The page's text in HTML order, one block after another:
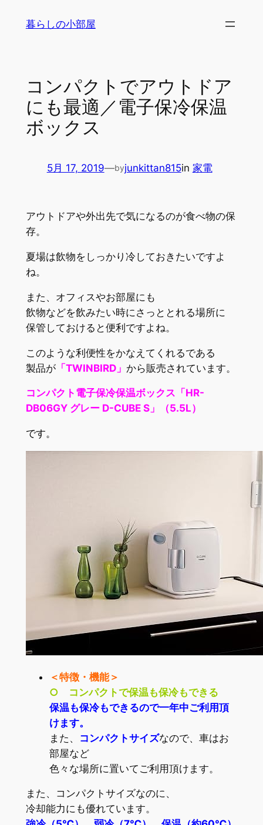
暮らしの小部屋
コンパクトでアウトドア
にも最適／電子保冷保温
ボックス
5月 17, 2019—byjunkittan815in 家電
アウトドアや外出先で気になるのが食べ物の保
存。
夏場は飲物をしっかり冷しておきたいですよ
ね。
また、オフィスやお部屋にも
飲物などを飲みたい時にさっととれる場所に
保管しておけると便利ですよね。
このような利便性をかなえてくれるである
製品が「TWINBIRD」 から販売されています。
コンパクト電子保冷保温ボックス「HR-
DB06GY グレー D-CUBE S」（5.5L）
です。
＜特徴・機能＞
○ コンパクトで保温も保冷もできる
保温も保冷もできるので一年中ご利用頂
けます。
また、
コンパクトサイズなので、車はお
部屋など
色々な場所に置いてご利用頂けます。
また、コンパクトサイズなのに、
冷却能力にも優れています。